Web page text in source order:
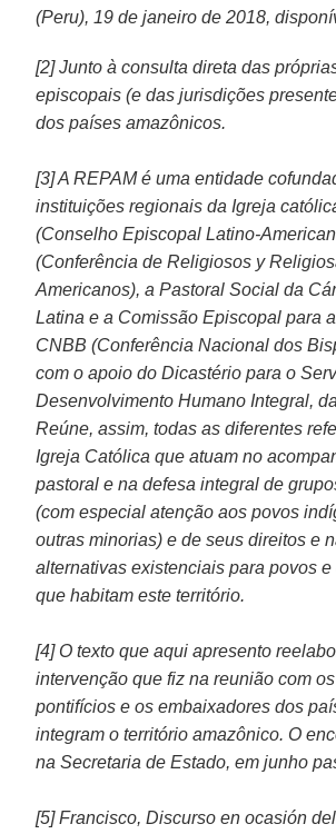
(Peru), 19 de janeiro de 2018,
[2] Junto à consulta direta das
episcopais (e das jurisdições
dos países amazônicos.
[3] A REPAM é uma entidade
instituições regionais da Igreja
(Conselho Episcopal Latino-
(Conferência de Religiosos y
Americanos), a Pastoral Social da
Latina e a Comissão Episcopal para
CNBB (Conferência Nacional dos
com o apoio do Dicastério para o
Desenvolvimento Humano Integral,
Reúne, assim, todas as diferentes
Igreja Católica que atuam no
pastoral e na defesa integral de
(com especial atenção aos povos
outras minorias) e de seus direitos e
alternativas existenciais para povos
que habitam este território.
[4] O texto que aqui apresento
intervenção que fiz na reunião com
pontifícios e os embaixadores dos
integram o território amazônico. O
na Secretaria de Estado, em junho
[5] Francisco, Discurso en ocasión